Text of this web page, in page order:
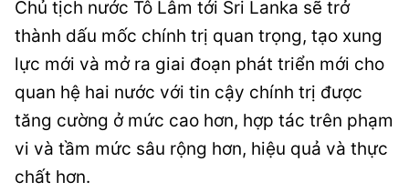
Chủ tịch nước Tô Lâm tới Sri Lanka sẽ trở
thành dấu mốc chính trị quan trọng, tạo xung
lực mới và mở ra giai đoạn phát triển mới cho
quan hệ hai nước với tin cậy chính trị được
tăng cường ở mức cao hơn, hợp tác trên phạm
vi và tầm mức sâu rộng hơn, hiệu quả và thực
chất hơn.